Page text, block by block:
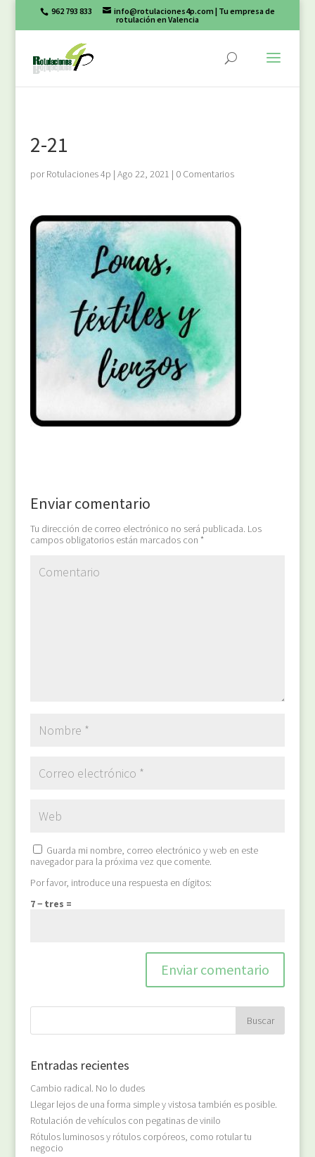
962 793 833 info@rotulaciones4p.com | Tu empresa de
rotulación en Valencia
2-21
porRotulaciones 4p | Ago 22, 2021 | 0 Comentarios
Enviar comentario
Tu dirección de correo electrónico no será publicada. Los
campos obligatorios están marcados con *
Guarda mi nombre, correo electrónico y web en este
navegador para la próxima vez que comente.
Por favor, introduce una respuesta en dígitos:
7 − tres =
Entradas recientes
Cambio radical. No lo dudes
Llegar lejos de una forma simple y vistosa también es posible.
Rotulación de vehículos con pegatinas de vinilo
Rótulos luminosos y rótulos corpóreos, como rotular tu
negocio